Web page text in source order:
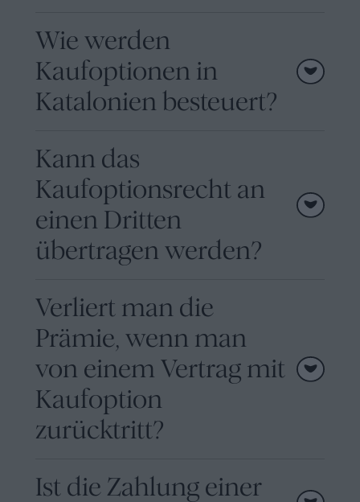
Wie werden
Kaufoptionen in
Katalonien besteuert?
Kann das
Kaufoptionsrecht an
einen Dritten
übertragen werden?
Verliert man die
Prämie, wenn man
von einem Vertrag mit
Kaufoption
zurücktritt?
Ist die Zahlung einer